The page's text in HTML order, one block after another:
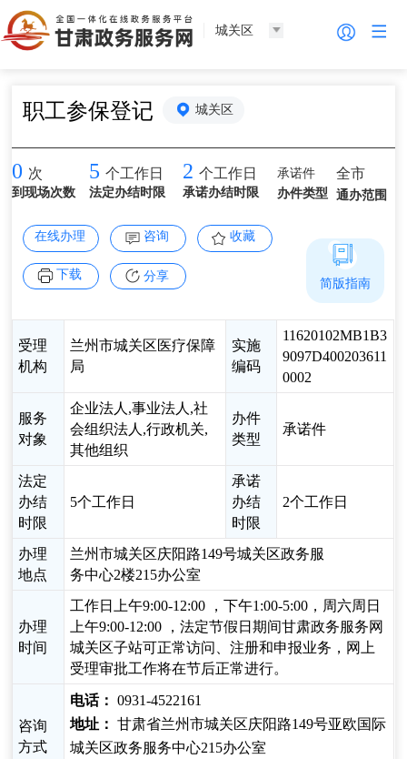
城关区
职工参保登记 城关区
0 次
到现场次数
5 个工作日
法定办结时限
2 个工作日
承诺办结时限
承诺件
办件类型
全市
通办范围
在线办理 咨询 收藏
下载 分享
受理
机构
兰州市城关区医疗保障
局
实施
编码
11620102MB1B3
9097D400203611
0002
服务
对象
企业法人,事业法人,社
会组织法人,行政机关,
其他组织
办件
类型
承诺件
法定
办结
时限
5个工作日
承诺
办结
时限
2个工作日
办理
地点
兰州市城关区庆阳路149号城关区政务服
务中心2楼215办公室
办理
时间
工作日上午9:00-12:00 ，下午1:00-5:00，周六周日
上午9:00-12:00 ，法定节假日期间甘肃政务服务网
城关区子站可正常访问、注册和申报业务，网上
受理审批工作将在节后正常进行。
咨询
方式
电话： 0931-4522161
地址： 甘肃省兰州市城关区庆阳路149号亚欧国际
城关区政务服务中心215办公室
简版指南